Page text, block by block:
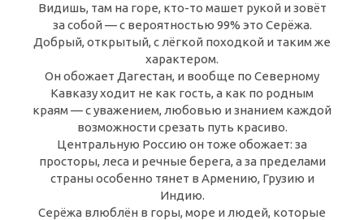
Видишь, там на горе, кто-то машет рукой и зовёт
за собой — с вероятностью 99% это Серёжа.
Добрый, открытый, с лёгкой походкой и таким же
характером.
Он обожает Дагестан, и вообще по Северному
Кавказу ходит не как гость, а как по родным
краям — с уважением, любовью и знанием каждой
возможности срезать путь красиво.
Центральную Россию он тоже обожает: за
просторы, леса и речные берега, а за пределами
страны особенно тянет в Армению, Грузию и
Индию.
Серёжа влюблён в горы, море и людей, которые